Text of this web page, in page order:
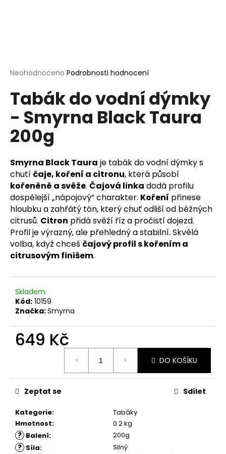
Průměrné
produktu
z
5
hvězdiček.
Neohodnoceno Podrobnosti hodnocení
Tabák do vodní dýmky
- Smyrna Black Taura
200g
Smyrna Black Taura je tabák do vodní dýmky s
chutí čaje, koření a citronu, která působí
kořeněně a svěže. Čajová linka dodá profilu
dospělejší „nápojový“ charakter. Koření přinese
hloubku a zahřátý tón, který chuť odliší od běžných
citrusů. Citron přidá svěží říz a pročistí dojezd.
Profil je výrazný, ale přehledný a stabilní. Skvělá
volba, když chceš čajový profil s kořením a
citrusovým finišem.
Skladem
Kód: 10159
Značka:Smyrna
649 Kč
DO KOŠÍKU
Kategorie:
Tabáky
Hmotnost: 0.2 kg
? Balení: 200g
? Síla: Silný
Zeptat se Sdílet
HLEDAT
D
o
p
o
r
u
č
u
j
e